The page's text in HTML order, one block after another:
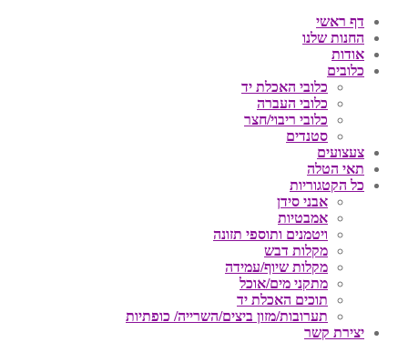
דף ראשי
החנות שלנו
אודות
כלובים
כלובי האכלת יד
כלובי העברה
כלובי ריבוי/חצר
סטנדים
צעצועים
תאי הטלה
כל הקטגוריות
אבני סידן
אמבטיות
ויטמנים ותוספי תזונה
מקלות דבש
מקלות שיוף/עמידה
מתקני מים/אוכל
תוכים האכלת יד
תערובות/מזון ביצים/השרייה/ כופתיות
יצירת קשר